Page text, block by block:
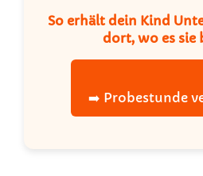
So erhält dein Kind
dort, wo es sie
➡️ Probestunde